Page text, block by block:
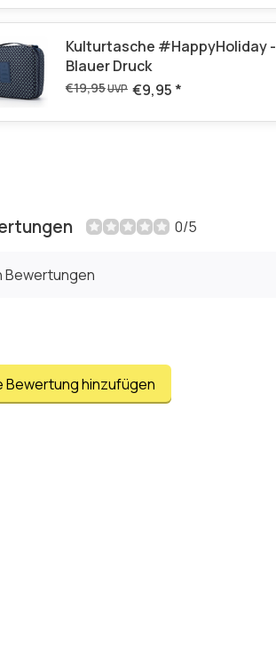
Kulturtasche #HappyHoliday -
Blauer Druck
€19,95UVP €9,95 *
0/5
Bewertungen
Bewertung hinzufügen